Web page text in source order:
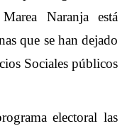
Naranja está
que se han dejado
Sociales públicos
electoral las